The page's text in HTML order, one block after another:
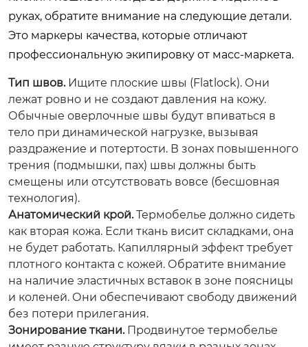
руках, обратите внимание на следующие детали.
Это маркеры качества, которые отличают
профессиональную экипировку от масс-маркета.
Тип швов.Ищите плоские швы (Flatlock). Они
лежат ровно и не создают давления на кожу.
Обычные оверлочные швы будут впиваться в
тело при динамической нагрузке, вызывая
раздражение и потертости. В зонах повышенного
трения (подмышки, пах) швы должны быть
смещены или отсутствовать вовсе (бесшовная
технология).
Анатомический крой.Термобелье должно сидеть
как вторая кожа. Если ткань висит складками, она
не будет работать. Капиллярный эффект требует
плотного контакта с кожей. Обратите внимание
на наличие эластичных вставок в зоне поясницы
и коленей. Они обеспечивают свободу движений
без потери прилегания.
Зонирование ткани.Продвинутое термобелье